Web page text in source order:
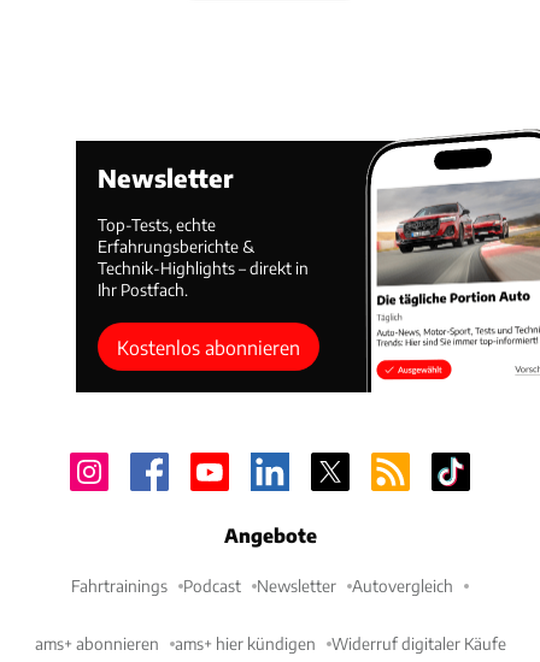
Newsletter
Top-Tests, echte
Erfahrungsberichte &
Technik-Highlights – direkt in
Ihr Postfach.
Kostenlos abonnieren
Angebote
Fahrtrainings Podcast Newsletter Autovergleich
ams+ abonnieren ams+ hier kündigen Widerruf digitaler Käufe